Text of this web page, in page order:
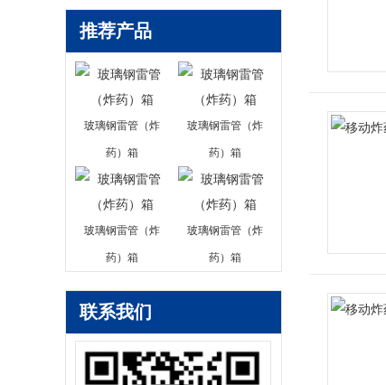
推荐产品
玻璃钢雷管（炸
药）箱
玻璃钢雷管（炸
药）箱
玻璃钢雷管（炸
药）箱
玻璃钢雷管（炸
药）箱
联系我们